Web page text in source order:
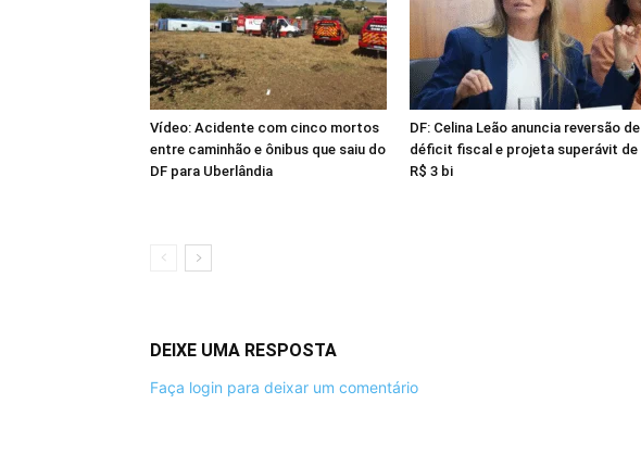
Vídeo: Acidente com cinco mortos
entre caminhão e ônibus que saiu do
DF para Uberlândia
DF: Celina Leão anuncia reversão de
déficit fiscal e projeta superávit de
R$ 3 bi
DEIXE UMA RESPOSTA
Faça login para deixar um comentário